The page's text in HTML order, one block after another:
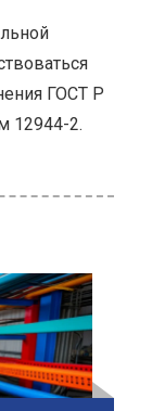
ГОСТ Р
12944-2.